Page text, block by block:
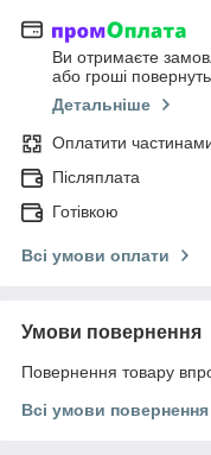
Ви отримаєте
або гроші
Детальніше
Оплатити
Післяплата
Готівкою
Всі умови оплати
Умови повернення
Повернення товару
Всі умови повернення